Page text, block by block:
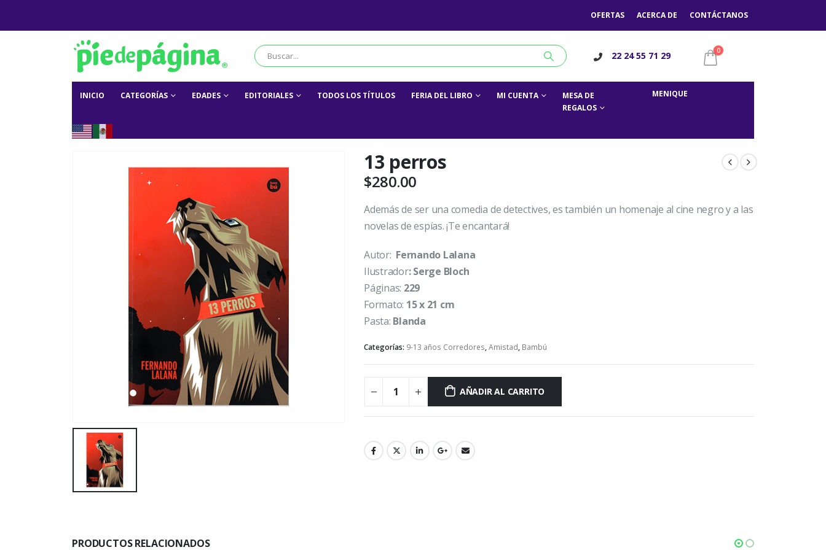
OFERTAS ACERCA DE CONTÁCTANOS
22 24 55 71 29 0
INICIO CATEGORÍAS EDADES EDITORIALES TODOS LOS TÍTULOS FERIA DEL LIBRO MI CUENTA
MESA DE
REGALOS
MENIQUE
13 perros
$280.00
Además de ser una comedia de detectives, es también un homenaje al cine negro y a las
novelas de espías. ¡Te encantará!
Autor: Fernando Lalana
Ilustrador: Serge Bloch
Páginas: 229
Formato: 15 x 21 cm
Pasta: Blanda
Categorías: 9-13 años Corredores,Amistad, Bambú
AÑADIR AL CARRITO
PRODUCTOS RELACIONADOS